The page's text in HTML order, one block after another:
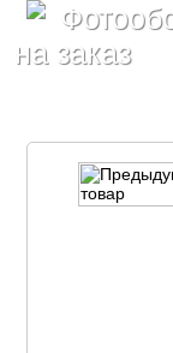
на заказ